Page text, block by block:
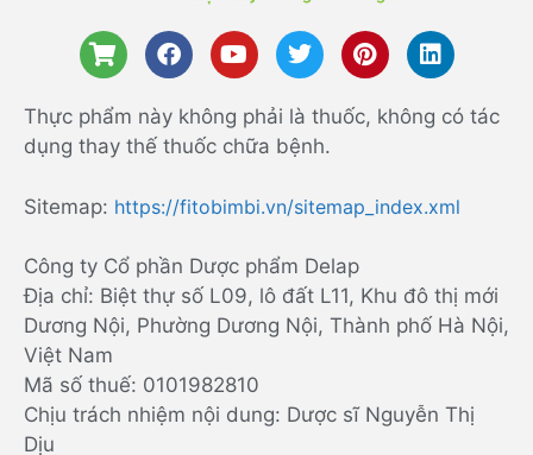
Thực phẩm này không phải là thuốc, không có tác
dụng thay thế thuốc chữa bệnh.
Sitemap: https://fitobimbi.vn/sitemap_index.xml
Công ty Cổ phần Dược phẩm Delap
Địa chỉ: Biệt thự số L09, lô đất L11, Khu đô thị mới
Dương Nội, Phường Dương Nội, Thành phố Hà Nội,
Việt Nam
Mã số thuế: 0101982810
Chịu trách nhiệm nội dung: Dược sĩ Nguyễn Thị
Dịu